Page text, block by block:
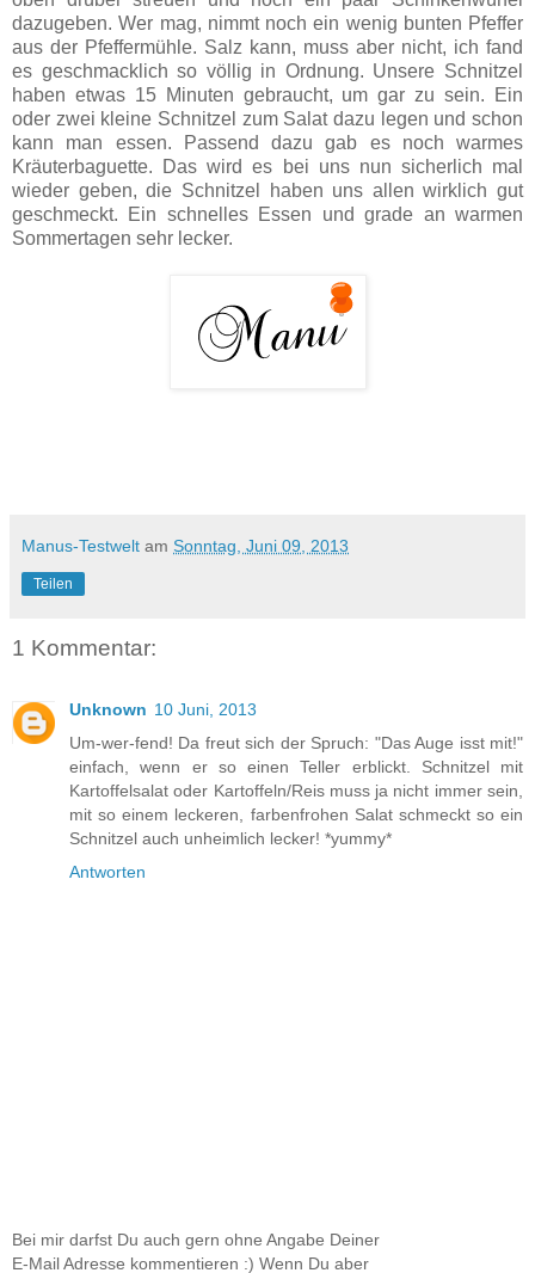
dazugeben. Wer mag, nimmt noch ein wenig bunten Pfeffer
aus der Pfeffermühle. Salz kann, muss aber nicht, ich fand
es geschmacklich so völlig in Ordnung. Unsere Schnitzel
haben etwas 15 Minuten gebraucht, um gar zu sein. Ein
oder zwei kleine Schnitzel zum Salat dazu legen und schon
kann man essen. Passend dazu gab es noch warmes
Kräuterbaguette. Das wird es bei uns nun sicherlich mal
wieder geben, die Schnitzel haben uns allen wirklich gut
geschmeckt. Ein schnelles Essen und grade an warmen
Sommertagen sehr lecker.
Manus-Testwelt am Sonntag, Juni 09, 2013
Teilen
1 Kommentar:
Unknown 10 Juni, 2013
Um-wer-fend! Da freut sich der Spruch: "Das Auge isst mit!"
einfach, wenn er so einen Teller erblickt. Schnitzel mit
Kartoffelsalat oder Kartoffeln/Reis muss ja nicht immer sein,
mit so einem leckeren, farbenfrohen Salat schmeckt so ein
Schnitzel auch unheimlich lecker! *yummy*
Antworten
Bei mir darfst Du auch gern ohne Angabe Deiner
E-Mail Adresse kommentieren :) Wenn Du aber